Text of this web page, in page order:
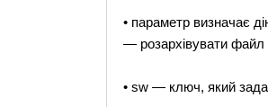
• параметр визначає
— розархівувати файл
• sw — ключ, який